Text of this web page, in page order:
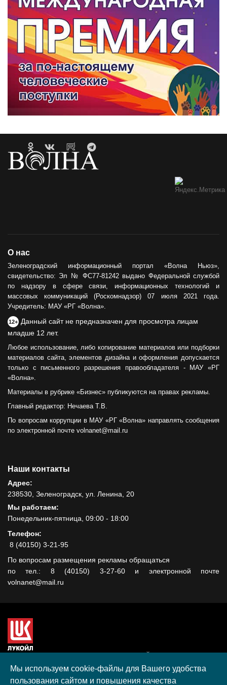
О нас
Зеленоградский информационный портал «Волна Ньюз»,
свидетельство: Эл № ФС77-81242 выдано Федеральной службой
по надзору в сфере связи, информационных технологий и
массовых коммуникаций (Роскомнадзор) 07 июля 2021 года.
Учредитель: МАУ «РГ «Волна».
12+ Данный сайт не предназначен для просмотра лицам
младше 12 лет.
Любое использование, либо копирование материалов или подборки
материалов сайта, элементов дизайна и оформления допускается
только с письменного разрешения правообладателя - МАУ «РГ
«Волна».
Материалы в рубрике «Бизнес» публикуются на правах рекламы.
Главный редактор: Нечаева Т.В.
По вопросам коррупции в МАУ «РГ «Волна» направлять сообщения
по электронной почте volnanet@mail.ru
Наши контакты
Адрес:
238530, Зеленоградск, ул. Ленина, 20
Мы работаем:
Понедельник-пятница, 09:00 - 18:00
Телефон:
8 (40150) 3-21-95
По вопросам размещения рекламы обращаться
по тел.: 8 (40150) 3-27-60 и электронной почте
volnanet@mail.ru
гранта, полученного в рамках XIII Конкурса социальных и
культурных проектов ПАО "ЛУКОЙЛ" на территории
Мы используем cookie-файлы для Вашего удобства
пользования сайтом и повышения качества